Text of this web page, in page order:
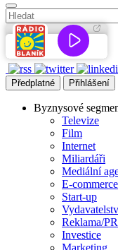
Předplatné Přihlášení
Byznysové
Televize
Film
Internet
Miliardáři
Mediální
E-commerce
Start-up
Reklama/PR
Investice
Marketing